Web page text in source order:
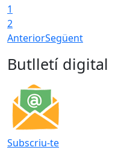
1
2
AnteriorSegüent
Butlletí digital
Subscriu-te